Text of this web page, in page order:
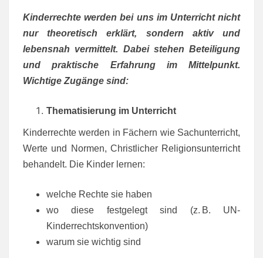
Kinderrechte werden bei uns im Unterricht nicht
nur theoretisch erklärt, sondern aktiv und
lebensnah vermittelt. Dabei stehen Beteiligung
und praktische Erfahrung im Mittelpunkt.
Wichtige Zugänge sind:
Thematisierung im Unterricht
Kinderrechte werden in Fächern wie Sachunterricht,
Werte und Normen, Christlicher Religionsunterricht
behandelt. Die Kinder lernen:
welche Rechte sie haben
wo diese festgelegt sind (z. B. UN-
Kinderrechtskonvention)
warum sie wichtig sind